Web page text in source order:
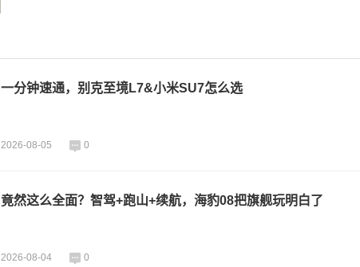
一分钟速通，别克至境L7&小米SU7怎么选
2026-08-05 0
竟然这么全面？智驾+跑山+续航，海豹08把旗舰玩明白了
2026-08-04 0